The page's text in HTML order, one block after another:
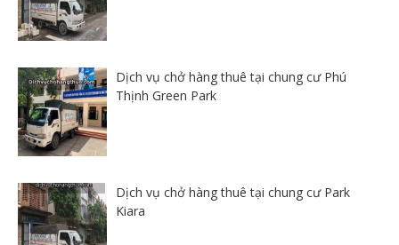
Dịch vụ chở hàng thuê tại chung cư Phú
Thịnh Green Park
Dịch vụ chở hàng thuê tại chung cư Park
Kiara